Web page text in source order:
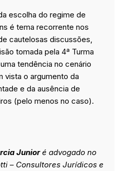
escolha do regime de
é tema recorrente nos
cautelosas discussões,
tomada pela 4ª Turma
tendência no cenário
vista o argumento da
e da ausência de
(pelo menos no caso).
Junioré advogado no
– Consultores Jurídicos e